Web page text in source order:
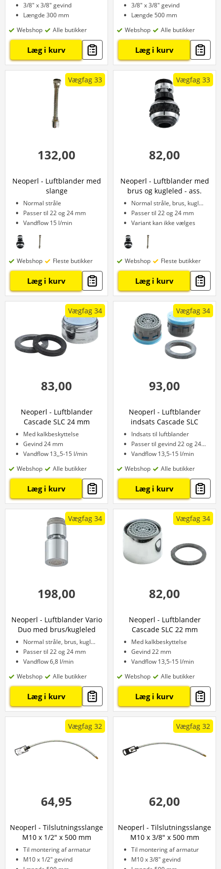
3/8" x 3/8" gevind
Længde 300 mm
Webshop
Alle butikker
Læg i kurv
3/8" x 3/8" gevind
Længde 500 mm
Webshop
Alle butikker
Læg i kurv
Vægfag 33
132,00
Neoperl - Luftblander med
slange
Normal stråle
Passer til 22 og 24 mm
Vandflow 15 l/min
Webshop Fleste butikker
Læg i kurv
Vægfag 33
82,00
Neoperl - Luftblander med
brus og kugleled - ass.
Normal stråle, brus, kugleled
Passer til 22 og 24 mm
Variant kan ikke vælges
Webshop Fleste butikker
Læg i kurv
Vægfag 34
83,00
Neoperl - Luftblander
Cascade SLC 24 mm
Med kalkbeskyttelse
Gevind 24 mm
Vandflow 13,,5-15 l/min
Webshop
Alle butikker
Læg i kurv
Vægfag 34
93,00
Neoperl - Luftblander
indsats Cascade SLC
Indsats til luftblander
Passer til gevind 22 og 24 mm
Vandflow 13,5-15 l/min
Webshop
Alle butikker
Læg i kurv
Vægfag 34
198,00
Neoperl - Luftblander Vario
Duo med brus/kugleled
Normal stråle, brus, kugleled
Passer til 22 og 24 mm
Vandflow 6,8 l/min
Webshop
Alle butikker
Læg i kurv
Vægfag 34
82,00
Neoperl - Luftblander
Cascade SLC 22 mm
Med kalkbeskyttelse
Gevind 22 mm
Vandflow 13,5-15 l/min
Webshop
Alle butikker
Læg i kurv
Vægfag 32
64,95
Neoperl - Tilslutningsslange
M10 x 1/2" x 500 mm
Til montering af armatur
M10 x 1/2" gevind
Vægfag 32
62,00
Neoperl - Tilslutningsslange
M10 x 3/8" x 500 mm
Til montering af armatur
M10 x 3/8" gevind